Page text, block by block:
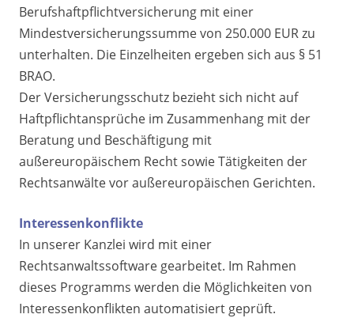
Berufshaftpflichtversicherung mit einer
Mindestversicherungssumme von 250.000 EUR zu
unterhalten. Die Einzelheiten ergeben sich aus § 51
BRAO.
Der Versicherungsschutz bezieht sich nicht auf
Haftpflichtansprüche im Zusammenhang mit der
Beratung und Beschäftigung mit
außereuropäischem Recht sowie Tätigkeiten der
Rechtsanwälte vor außereuropäischen Gerichten.
Interessenkonflikte
In unserer Kanzlei wird mit einer
Rechtsanwaltssoftware gearbeitet. Im Rahmen
dieses Programms werden die Möglichkeiten von
Interessenkonflikten automatisiert geprüft.